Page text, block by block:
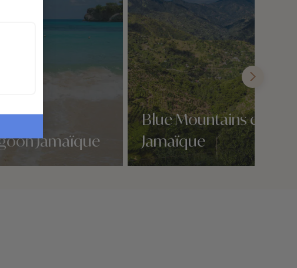
Jamaïque
Blue Mountains en
Jamaïque